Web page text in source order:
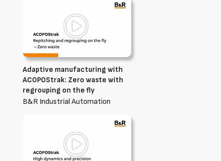
Adaptive manufacturing with
ACOPOStrak: Zero waste with
regrouping on the fly
B&R Industrial Automation